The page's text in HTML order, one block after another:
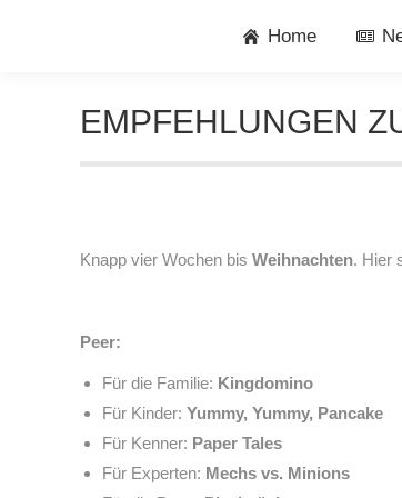
Home
EMPFEHLUNGEN
Knapp vier Wochen bis Weihnachten. Hier
Peer:
Für die Familie: Kingdomino
Für Kinder: Yummy, Yummy, Pancake
Für Kenner: Paper Tales
Für Experten: Mechs vs. Minions